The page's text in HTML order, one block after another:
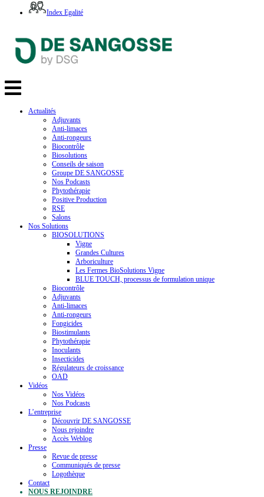
Index Egalité
Actualités
Adjuvants
Anti-limaces
Anti-rongeurs
Biocontrôle
Biosolutions
Conseils de saison
Groupe DE SANGOSSE
Nos Podcasts
Phytothérapie
Positive Production
RSE
Salons
Nos Solutions
BIOSOLUTIONS
Vigne
Grandes Cultures
Arboriculture
Les Fermes BioSolutions Vigne
BLUE TOUCH, processus de formulation unique
Biocontrôle
Adjuvants
Anti-limaces
Anti-rongeurs
Fongicides
Biostimulants
Phytothérapie
Inoculants
Insecticides
Régulateurs de croissance
OAD
Vidéos
Nos Vidéos
Nos Podcasts
L’entreprise
Découvrir DE SANGOSSE
Nous rejoindre
Accès Weblog
Presse
Revue de presse
Communiqués de presse
Logothèque
Contact
NOUS REJOINDRE